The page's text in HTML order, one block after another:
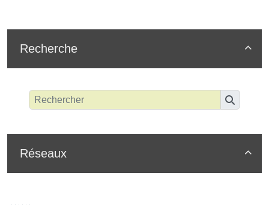

Recherche

Réseaux